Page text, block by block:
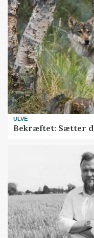
ULVE
Bekræftet: Sætter